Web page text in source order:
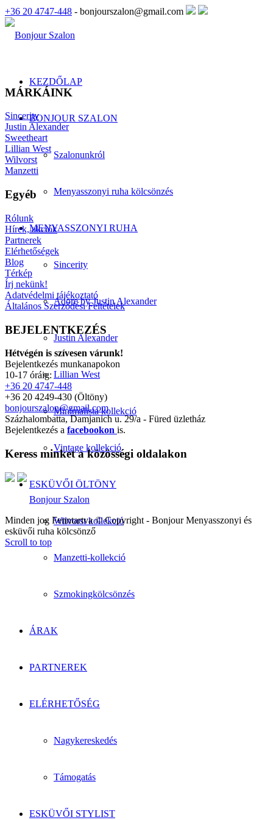
+36 20 4747-448 - bonjourszalon@gmail.com
KEZDŐLAP
BONJOUR SZALON
Szalonunkról
Menyasszonyi ruha kölcsönzés
MENYASSZONYI RUHA
Sincerity
Adore by Justin Alexander
Justin Alexander
Lillian West
Minimalista kollekció
Vintage kollekció
ESKÜVŐI ÖLTÖNY
Wilvorst kollekció
Manzetti-kollekció
Szmokingkölcsönzés
ÁRAK
PARTNEREK
ELÉRHETŐSÉG
Nagykereskedés
Támogatás
ESKÜVŐI STYLIST
MÁRKÁINK
Sincerity
Justin Alexander
Sweetheart
Lillian West
Wilvorst
Manzetti
Egyéb
Rólunk
Hírek, akciók
Partnerek
Elérhetőségek
Blog
Térkép
Írj nekünk!
Adatvédelmi tájékoztató
Általános Szerződési Feltételek
BEJELENTKEZÉS
Hétvégén is szívesen várunk!
Bejelentkezés munkanapokon
10-17 óráig:
+36 20 4747-448
+36 20 4249-430 (Öltöny)
bonjourszalon@gmail.com
Százhalombatta, Damjanich u. 29/a - Füred üzletház
Bejelentkezés a facebookon is.
Keress minket a közösségi oldalakon
Bonjour Szalon
Minden jog Fenntartva © Copyright - Bonjour Menyasszonyi és
esküvői ruha kölcsönző
Scroll to top